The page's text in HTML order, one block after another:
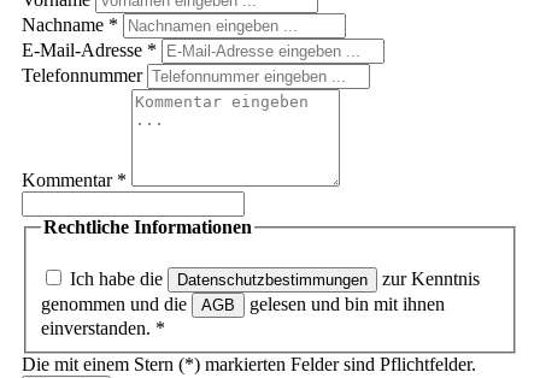
Nachname *
E-Mail-Adresse *
Telefonnummer
Kommentar *
Rechtliche Informationen
Ich habe die Datenschutzbestimmungen
zur Kenntnis
genommen und die
AGB
gelesen und bin mit ihnen
einverstanden. *
Die mit einem Stern (*) markierten Felder sind Pflichtfelder.